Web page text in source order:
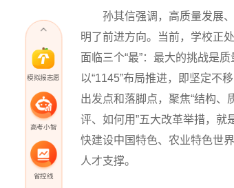
孙其信强调，高质量发展、
明了前进方向。当前，学校正
面临三个“最”：最大的挑战是
以“1145”布局推进，即坚定不
出发点和落脚点，聚焦“结构、
评、如何用”五大改革举措，就
快建设中国特色、农业特色世
人才支撑。
模拟报志愿
高考小智
省控线